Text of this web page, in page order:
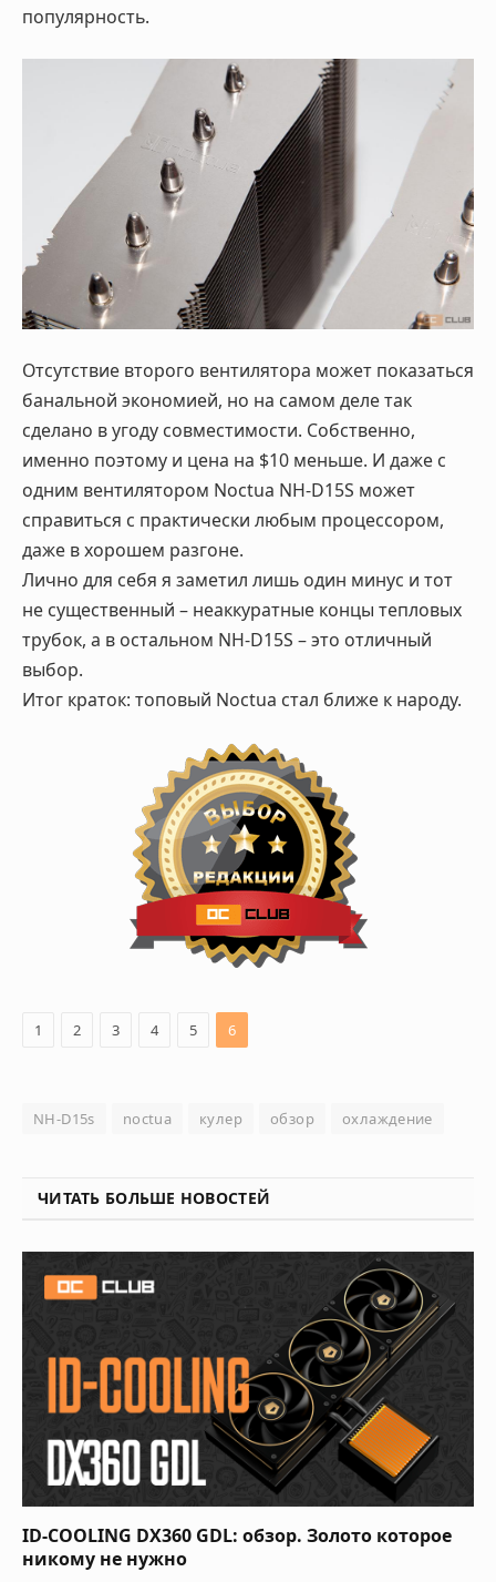
популярность.
Отсутствие второго вентилятора может показаться
банальной экономией, но на самом деле так
сделано в угоду совместимости. Собственно,
именно поэтому и цена на $10 меньше. И даже с
одним вентилятором Noctua NH-D15S может
справиться с практически любым процессором,
даже в хорошем разгоне.
Лично для себя я заметил лишь один минус и тот
не существенный – неаккуратные концы тепловых
трубок, а в остальном NH-D15S – это отличный
выбор.
Итог краток: топовый Noctua стал ближе к народу.
1 2 3 4 5 6
NH-D15s noctua кулер обзор охлаждение
ЧИТАТЬ БОЛЬШЕ НОВОСТЕЙ
ID-COOLING DX360 GDL: обзор. Золото которое
никому не нужно